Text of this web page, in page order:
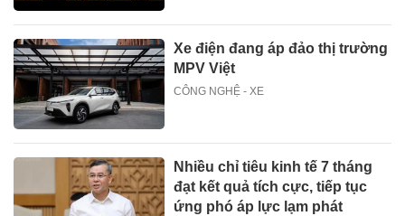
Xe điện đang áp đảo thị trường
MPV Việt
CÔNG NGHỆ - XE
Nhiều chỉ tiêu kinh tế 7 tháng
đạt kết quả tích cực, tiếp tục
ứng phó áp lực lạm phát